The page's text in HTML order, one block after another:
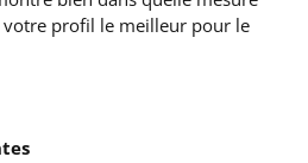
profil le meilleur pour le